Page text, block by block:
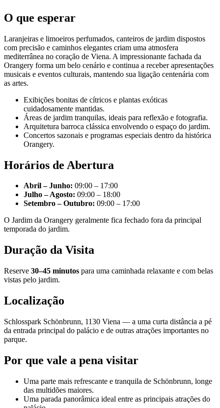
O que esperar
Laranjeiras e limoeiros perfumados, canteiros de jardim dispostos
com precisão e caminhos elegantes criam uma atmosfera
mediterrânea no coração de Viena. A impressionante fachada da
Orangery forma um belo cenário e continua a receber apresentações
musicais e eventos culturais, mantendo sua ligação centenária com
as artes.
Exibições bonitas de cítricos e plantas exóticas
cuidadosamente mantidas.
Áreas de jardim tranquilas, ideais para reflexão e fotografia.
Arquitetura barroca clássica envolvendo o espaço do jardim.
Concertos sazonais e programas especiais dentro da histórica
Orangery.
Horários de Abertura
Abril – Junho: 09:00 – 17:00
Julho – Agosto: 09:00 – 18:00
Setembro – Outubro: 09:00 – 17:00
O Jardim da Orangery geralmente fica fechado fora da principal
temporada do jardim.
Duração da Visita
Reserve 30–45 minutos para uma caminhada relaxante e com belas
vistas pelo jardim.
Localização
Schlosspark Schönbrunn, 1130 Viena — a uma curta distância a pé
da entrada principal do palácio e de outras atrações importantes no
parque.
Por que vale a pena visitar
Uma parte mais refrescante e tranquila de Schönbrunn, longe
das multidões maiores.
Uma parada panorâmica ideal entre as principais atrações do